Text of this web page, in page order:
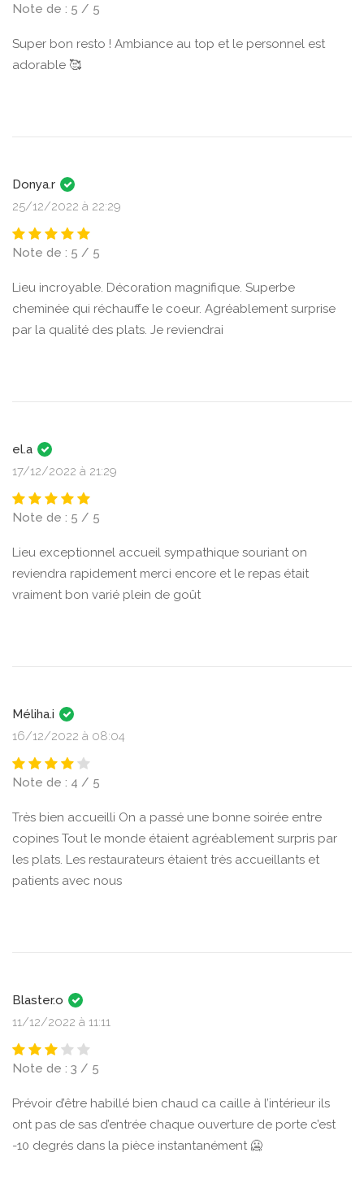
Note de : 5 / 5
Super bon resto ! Ambiance au top et le personnel est
adorable 🥰
Donya.r
25/12/2022 à 22:29
Note de : 5 / 5
Lieu incroyable. Décoration magnifique. Superbe
cheminée qui réchauffe le coeur. Agréablement surprise
par la qualité des plats. Je reviendrai
el.a
17/12/2022 à 21:29
Note de : 5 / 5
Lieu exceptionnel accueil sympathique souriant on
reviendra rapidement merci encore et le repas était
vraiment bon varié plein de goût
Méliha.i
16/12/2022 à 08:04
Note de : 4 / 5
Très bien accueilli On a passé une bonne soirée entre
copines Tout le monde étaient agréablement surpris par
les plats. Les restaurateurs étaient très accueillants et
patients avec nous
Blaster.o
11/12/2022 à 11:11
Note de : 3 / 5
Prévoir d’être habillé bien chaud ca caille à l’intérieur ils
ont pas de sas d’entrée chaque ouverture de porte c’est
-10 degrés dans la pièce instantanément 🥶